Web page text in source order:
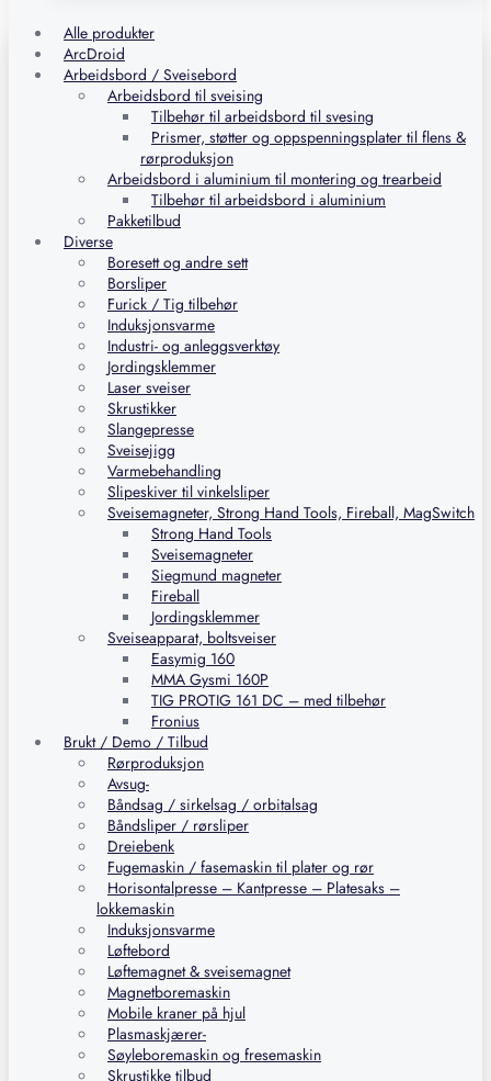
Alle produkter
ArcDroid
Arbeidsbord / Sveisebord
Arbeidsbord til sveising
Tilbehør til arbeidsbord til svesing
Prismer, støtter og oppspenningsplater til flens &
rørproduksjon
Arbeidsbord i aluminium til montering og trearbeid
Tilbehør til arbeidsbord i aluminium
Pakketilbud
Diverse
Boresett og andre sett
Borsliper
Furick / Tig tilbehør
Induksjonsvarme
Industri- og anleggsverktøy
Jordingsklemmer
Laser sveiser
Skrustikker
Slangepresse
Sveisejigg
Varmebehandling
Slipeskiver til vinkelsliper
Sveisemagneter, Strong Hand Tools, Fireball, MagSwitch
Strong Hand Tools
Sveisemagneter
Siegmund magneter
Fireball
Jordingsklemmer
Sveiseapparat, boltsveiser
Easymig 160
MMA Gysmi 160P
TIG PROTIG 161 DC – med tilbehør
Fronius
Brukt / Demo / Tilbud
Rørproduksjon
Avsug-
Båndsag / sirkelsag / orbitalsag
Båndsliper / rørsliper
Dreiebenk
Fugemaskin / fasemaskin til plater og rør
Horisontalpresse – Kantpresse – Platesaks –
lokkemaskin
Induksjonsvarme
Løftebord
Løftemagnet & sveisemagnet
Magnetboremaskin
Mobile kraner på hjul
Plasmaskjærer-
Søyleboremaskin og fresemaskin
Skrustikke tilbud